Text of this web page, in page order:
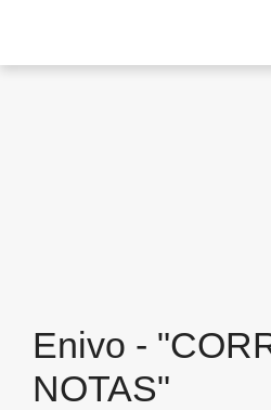
Enivo -
NOTAS"